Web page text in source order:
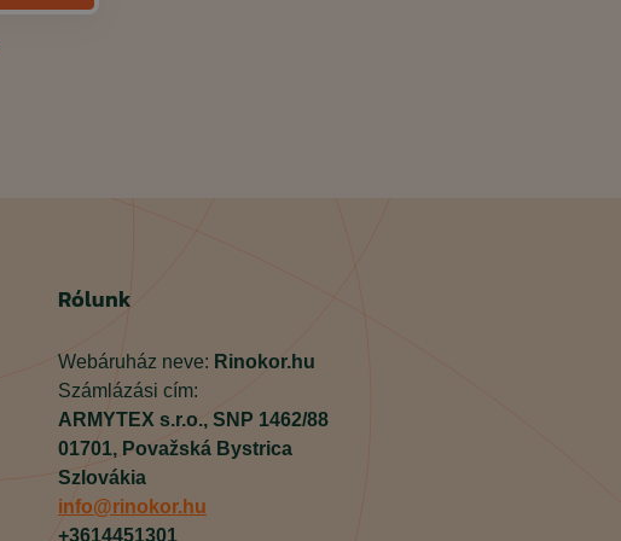
Rólunk
Webáruház neve: Rinokor.hu
Számlázási cím:
ARMYTEX s.r.o., SNP 1462/88
01701, Považská Bystrica
Szlovákia
info@rinokor.hu
+3614451301